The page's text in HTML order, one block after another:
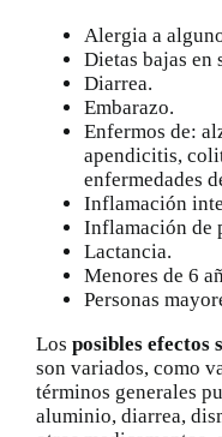
Alergia a
Dietas bajas en
Diarrea.
Embarazo.
Enfermos de:
apendicitis,
enfermedades
Inflamación
Inflamación de
Lactancia.
Menores de 6
Personas
Los posibles efectos
son variados, como
términos generales
aluminio, diarrea,